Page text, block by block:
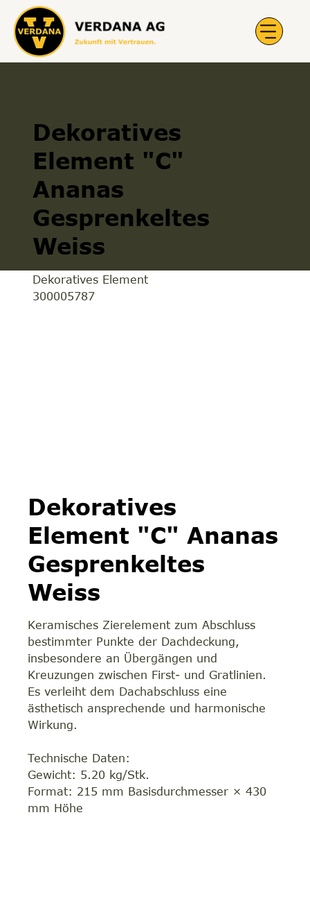
Dekoratives
Element "C"
Ananas
Gesprenkeltes
Weiss
Dekoratives Element
300005787
Dekoratives
Element "C" Ananas
Gesprenkeltes
Weiss
Keramisches Zierelement zum Abschluss
bestimmter Punkte der Dachdeckung,
insbesondere an Übergängen und
Kreuzungen zwischen First- und Gratlinien.
Es verleiht dem Dachabschluss eine
ästhetisch ansprechende und harmonische
Wirkung.
Technische Daten:
Gewicht: 5.20 kg/Stk.
Format: 215 mm Basisdurchmesser × 430
mm Höhe